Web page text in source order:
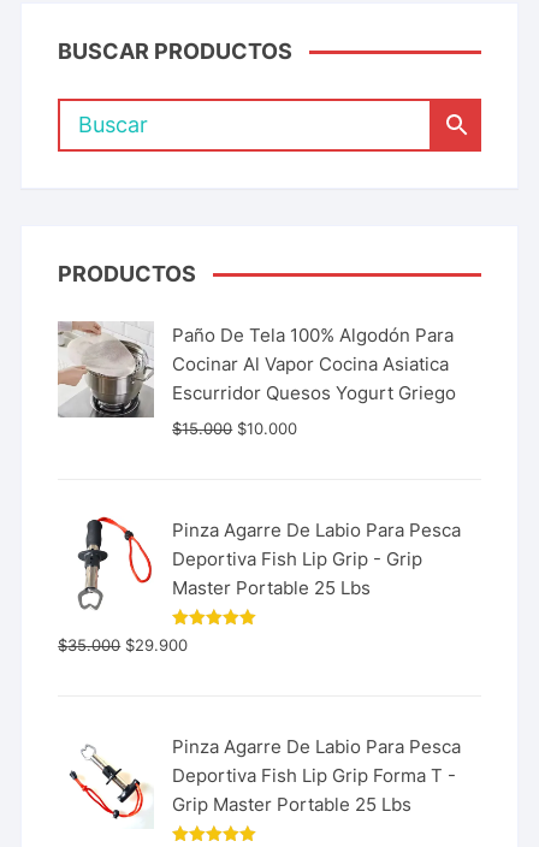
BUSCAR PRODUCTOS
PRODUCTOS
Paño De Tela 100% Algodón Para
Cocinar Al Vapor Cocina Asiatica
Escurridor Quesos Yogurt Griego
$15.000 $10.000
Pinza Agarre De Labio Para Pesca
Deportiva Fish Lip Grip - Grip
Master Portable 25 Lbs
Valorado
con
$35.000 $29.900
Pinza Agarre De Labio Para Pesca
Deportiva Fish Lip Grip Forma T -
Grip Master Portable 25 Lbs